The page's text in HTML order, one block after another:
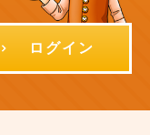
ログイン